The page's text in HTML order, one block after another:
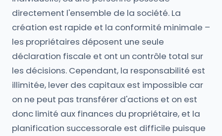
directement l'ensemble de la société. La
création est rapide et la conformité minimale –
les propriétaires déposent une seule
déclaration fiscale et ont un contrôle total sur
les décisions. Cependant, la responsabilité est
illimitée, lever des capitaux est impossible car
on ne peut pas transférer d'actions et on est
donc limité aux finances du propriétaire, et la
planification successorale est difficile puisque